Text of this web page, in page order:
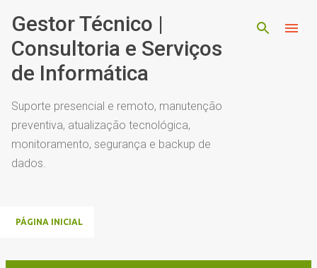
Pular para o conteúdo principal
Gestor Técnico |
Consultoria e Serviços
de Informática
Suporte presencial e remoto, manutenção
preventiva, atualização tecnológica,
monitoramento, segurança e backup de
dados.
PÁGINA INICIAL